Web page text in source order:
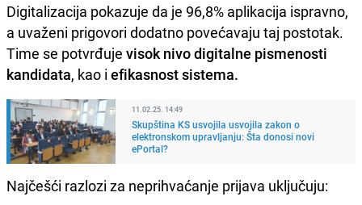
Digitalizacija pokazuje da je 96,8% aplikacija ispravno,
a uvaženi prigovori dodatno povećavaju taj postotak.
Time se potvrđuje visok nivo digitalne pismenosti
kandidata, kao i efikasnost sistema.
11.02.25. 14:49
Skupština KS usvojila usvojila zakon o
elektronskom upravljanju: Šta donosi novi
ePortal?
Najčešći razlozi za neprihvaćanje prijava uključuju: